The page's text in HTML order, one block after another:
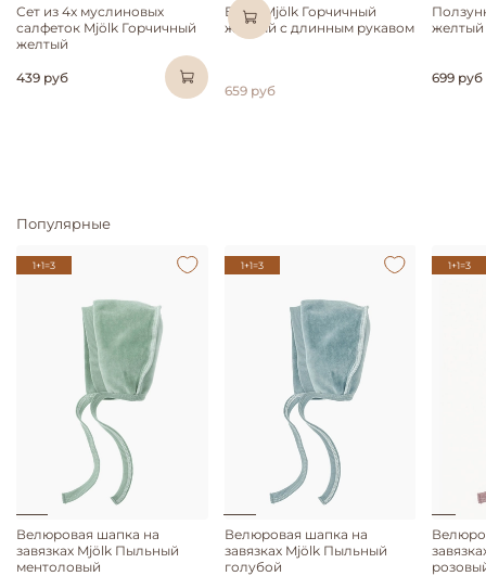
Сет из 4х муслиновых
салфеток Mjölk Горчичный
желтый
439 руб
Боди Mjölk Горчичный
желтый с длинным рукавом
659 руб
699 руб
Популярные
1+1=3
Велюровая шапка на
завязках Mjölk Пыльный
ментоловый
1+1=3
Велюровая шапка на
завязках Mjölk Пыльный
голубой
1+1=3